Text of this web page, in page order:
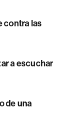
contra las
a escuchar
de una